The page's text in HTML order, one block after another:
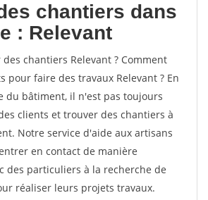
chantiers dans
: Relevant
chantiers Relevant ? Comment
pour faire des travaux Relevant ? En
du bâtiment, il n'est pas toujours
clients et trouver des chantiers à
Notre service d'aide aux artisans
en contact de manière
des particuliers à la recherche de
réaliser leurs projets travaux.